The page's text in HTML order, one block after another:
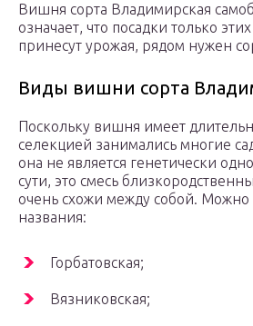
Вишня сорта Владимирская
означает, что посадки только
принесут урожая, рядом нужен
Виды вишни сорта
Поскольку вишня имеет
селекцией занимались многие
она не является генетически
сути, это смесь
очень схожи между собой. Можно
названия:
Горбатовская;
Вязниковская;